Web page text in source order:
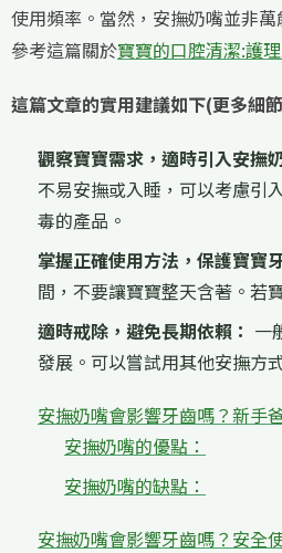
使用頻率。當然，安撫奶嘴並非
參考這篇關於寶寶的口腔清潔:護
這篇文章的實用建議如下(更多細
觀察寶寶需求，適時引入安撫
不易安撫或入睡，可以考慮引
毒的產品。
掌握正確使用方法，保護寶寶
間，不要讓寶寶整天含著。若
適時戒除，避免長期依賴： 一
發展。可以嘗試用其他安撫方
安撫奶嘴會影響牙齒嗎？新手
安撫奶嘴的優點：
安撫奶嘴的缺點：
安撫奶嘴會影響牙齒嗎？安全